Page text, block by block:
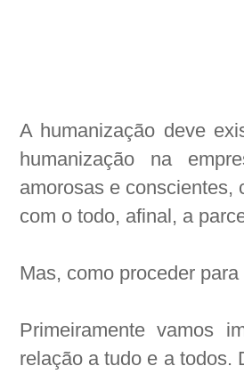
A humanização deve
humanização na
amorosas e conscientes,
com o todo, afinal, a
Mas, como proceder
Primeiramente vamos
relação a tudo e a todos.